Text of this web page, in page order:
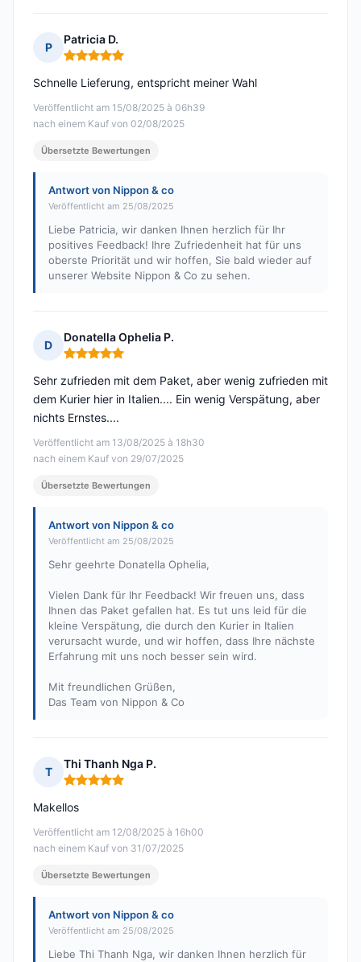
P
Patricia D.
Hinweis: 5 von 5
Veröffentlicht am 15/08/2025 à 06h39
nach einem Kauf von 02/08/2025
Schnelle Lieferung, entspricht meiner Wahl
Übersetzte Bewertungen
Antwort von Nippon & co
Veröffentlicht am 25/08/2025
Liebe Patricia, wir danken Ihnen herzlich für Ihr
positives Feedback! Ihre Zufriedenheit hat für uns
oberste Priorität und wir hoffen, Sie bald wieder auf
unserer Website Nippon & Co zu sehen.
D
Donatella Ophelia P.
Hinweis: 5 von 5
Veröffentlicht am 13/08/2025 à 18h30
nach einem Kauf von 29/07/2025
Sehr zufrieden mit dem Paket, aber wenig zufrieden mit
dem Kurier hier in Italien.... Ein wenig Verspätung, aber
nichts Ernstes....
Übersetzte Bewertungen
Antwort von Nippon & co
Veröffentlicht am 25/08/2025
Sehr geehrte Donatella Ophelia,
Vielen Dank für Ihr Feedback! Wir freuen uns, dass
Ihnen das Paket gefallen hat. Es tut uns leid für die
kleine Verspätung, die durch den Kurier in Italien
verursacht wurde, und wir hoffen, dass Ihre nächste
Erfahrung mit uns noch besser sein wird.
Mit freundlichen Grüßen,
Das Team von Nippon & Co
T
Thi Thanh Nga P.
Hinweis: 5 von 5
Veröffentlicht am 12/08/2025 à 16h00
nach einem Kauf von 31/07/2025
Makellos
Übersetzte Bewertungen
Antwort von Nippon & co
Veröffentlicht am 25/08/2025
Liebe Thi Thanh Nga, wir danken Ihnen herzlich für